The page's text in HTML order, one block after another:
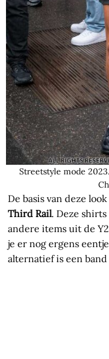
Streetstyle mode
De basis van deze
Third Rail. Deze
andere items uit de
je er nog ergens
alternatief is een